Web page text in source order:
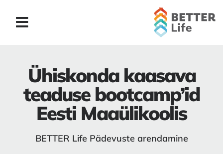
Ühiskonda kaasava
teaduse bootcamp’id
Eesti Maaülikoolis
BETTER Life Pädevuste arendamine